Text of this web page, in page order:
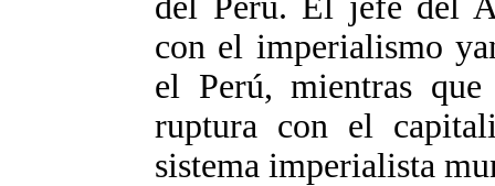
con el imperialismo
el Perú, mientras
ruptura con el
sistema imperialista